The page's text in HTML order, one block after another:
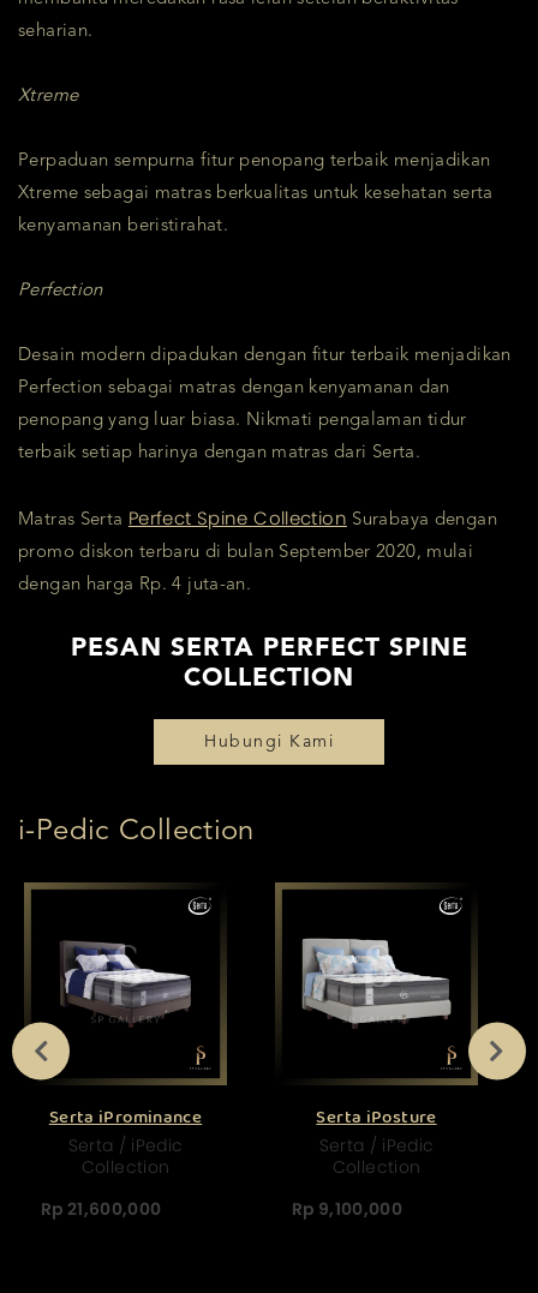
seharian.
Xtreme
Perpaduan sempurna fitur penopang terbaik menjadikan
Xtreme sebagai matras berkualitas untuk kesehatan serta
kenyamanan beristirahat.
Perfection
Desain modern dipadukan dengan fitur terbaik menjadikan
Perfection sebagai matras dengan kenyamanan dan
penopang yang luar biasa. Nikmati pengalaman tidur
terbaik setiap harinya dengan matras dari Serta.
Matras Serta Perfect Spine Collection Surabaya dengan
promo diskon terbaru di bulan September 2020, mulai
dengan harga Rp. 4 juta-an.
PESAN SERTA PERFECT SPINE
COLLECTION
Hubungi Kami
i-Pedic Collection
Serta iProminance
Serta / iPedic
Collection
Rp 21,600,000
Serta iPosture
Serta / iPedic
Collection
Rp 9,100,000